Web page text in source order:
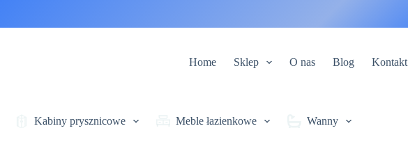
Home Sklep O nas Blog Kontakt
Kabiny prysznicowe Meble łazienkowe Wanny